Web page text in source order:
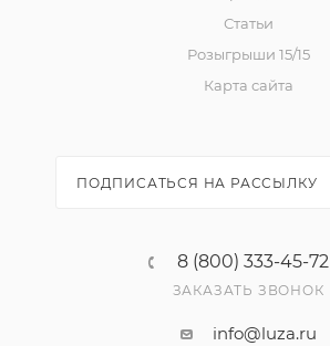
Статьи
Розыгрыши 15/15
Карта сайта
ПОДПИСАТЬСЯ НА РАССЫЛКУ
8 (800) 333-45-72
ЗАКАЗАТЬ ЗВОНОК
info@luza.ru